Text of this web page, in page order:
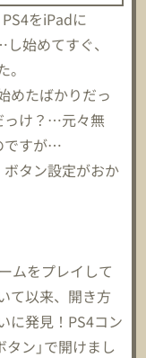
をiPadに
始めてすぐ、
めたばかりだっ
っけ？…元々無
ですが…
ボタン設定がおか
ムをプレイして
て以来、開き方
に発見！PS4コン
ン」で開けまし